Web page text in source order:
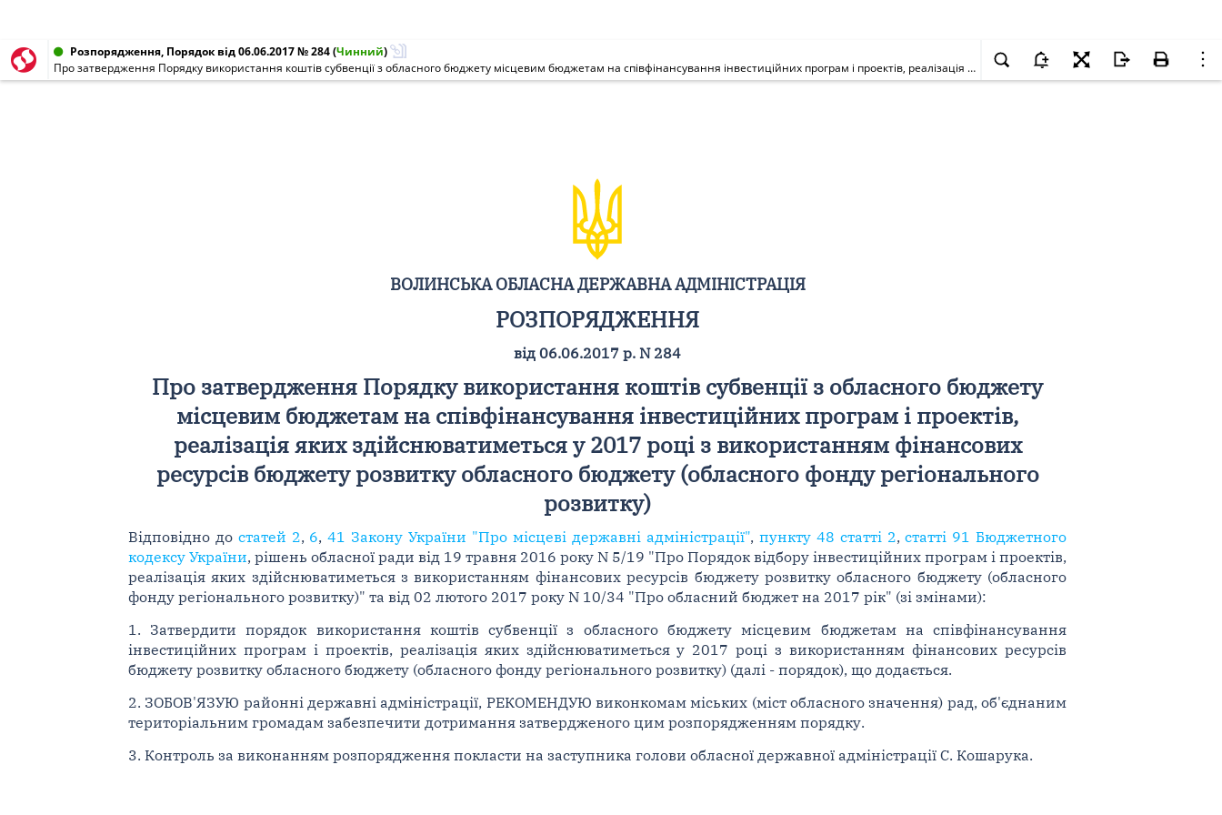
Розпорядження, Порядок від 06.06.2017 № 284(Чинний)
Про затвердження Порядку використання коштів субвенції з обласного бюджету місцевим бюджетам на співфінансування інвестиційних програм і проектів, реалізація яких здійснюватиметься у 2017 році з використанням фінансових ресурсів бюджету розвитку обласного бюджету (обласного фонду регіонального розвитку)
ВОЛИНСЬКА ОБЛАСНА ДЕРЖАВНА АДМІНІСТРАЦІЯ
РОЗПОРЯДЖЕННЯ
від 06.06.2017 р. N 284
Про затвердження Порядку використання коштів субвенції з обласного бюджету
місцевим бюджетам на співфінансування інвестиційних програм і проектів,
реалізація яких здійснюватиметься у 2017 році з використанням фінансових
ресурсів бюджету розвитку обласного бюджету (обласного фонду регіонального
розвитку)
Відповідно до статей 2, 6,41 Закону України "Про місцеві державні адміністрації", пункту 48 статті 2,статті 91 Бюджетного
кодексу України, рішень обласної ради від 19 травня 2016 року N 5/19 "Про Порядок відбору інвестиційних програм і проектів,
реалізація яких здійснюватиметься з використанням фінансових ресурсів бюджету розвитку обласного бюджету (обласного
фонду регіонального розвитку)" та від 02 лютого 2017 року N 10/34 "Про обласний бюджет на 2017 рік" (зі змінами):
1. Затвердити порядок використання коштів субвенції з обласного бюджету місцевим бюджетам на співфінансування
інвестиційних програм і проектів, реалізація яких здійснюватиметься у 2017 році з використанням фінансових ресурсів
бюджету розвитку обласного бюджету (обласного фонду регіонального розвитку) (далі - порядок), що додається.
2. ЗОБОВ'ЯЗУЮ районні державні адміністрації, РЕКОМЕНДУЮ виконкомам міських (міст обласного значення) рад, об'єднаним
територіальним громадам забезпечити дотримання затвердженого цим розпорядженням порядку.
3. Контроль за виконанням розпорядження покласти на заступника голови обласної державної адміністрації С. Кошарука.